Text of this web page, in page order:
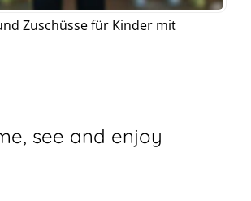
Zuschüsse für Kinder mit
see and enjoy